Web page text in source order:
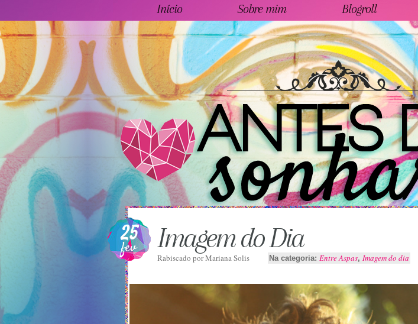
Início Sobre mim Blogroll
25
fev Imagem do Dia
Rabiscado porMariana Solis Na categoria: Entre Aspas, Imagem do dia